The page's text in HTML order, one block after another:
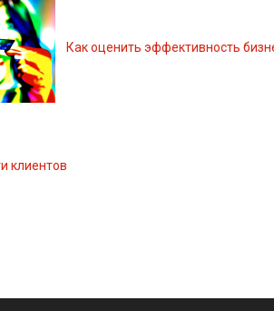
Как оценить эффективность
клиентов